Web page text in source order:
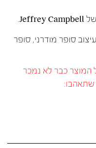
סופר מודרני, סופר
המוצר כבר לא נמכר